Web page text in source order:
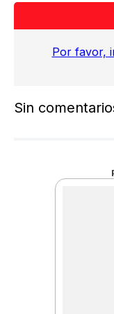
Por favor,
Sin